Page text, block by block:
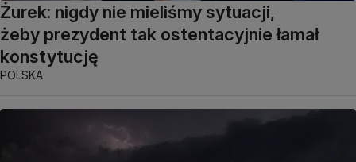
Żurek: nigdy nie mieliśmy sytuacji,
żeby prezydent tak ostentacyjnie łamał
konstytucję
POLSKA